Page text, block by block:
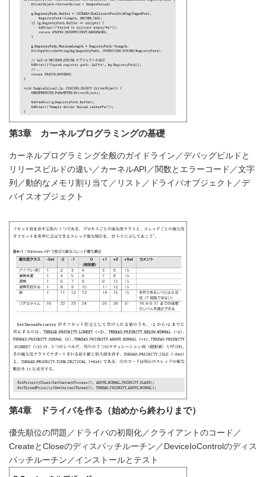
第3章 カーネルプログラミングの基礎
カーネルプログラミング全般のガイドライン／デバッグビルドと
リリースビルドの違い／カーネルAPI／関数とエラーコード／文字
列／動的なメモリ割り当て／リスト／ドライバオブジェクト／デ
バイスオブジェクト
第4章 ドライバを作る（始めから終わりまで）
優先順位の問題／ドライバの初期化／クライアントのコード／
CreateとCloseのディスパッチルーチン／DeviceIoControlのディス
パッチルーチン／インストールとテスト